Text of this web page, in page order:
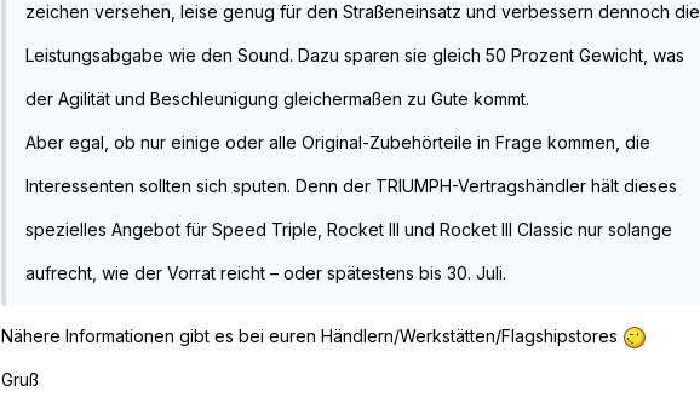
zeichen versehen, leise genug für den Straßeneinsatz und verbessern dennoch die
Leistungsabgabe wie den Sound. Dazu sparen sie gleich 50 Prozent Gewicht, was
der Agilität und Beschleunigung gleichermaßen zu Gute kommt.
Aber egal, ob nur einige oder alle Original-Zubehörteile in Frage kommen, die
Interessenten sollten sich sputen. Denn der TRIUMPH-Vertragshändler hält dieses
spezielles Angebot für Speed Triple, Rocket III und Rocket III Classic nur solange
aufrecht, wie der Vorrat reicht – oder spätestens bis 30. Juli.
Nähere Informationen gibt es bei euren Händlern/Werkstätten/Flagshipstores
Gruß